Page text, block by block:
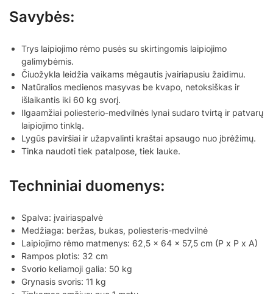
Savybės:
Trys laipiojimo rėmo pusės su skirtingomis laipiojimo
galimybėmis.
Čiuožykla leidžia vaikams mėgautis įvairiapusiu žaidimu.
Natūralios medienos masyvas be kvapo, netoksiškas ir
išlaikantis iki 60 kg svorį.
Ilgaamžiai poliesterio-medvilnės lynai sudaro tvirtą ir patvarų
laipiojimo tinklą.
Lygūs paviršiai ir užapvalinti kraštai apsaugo nuo įbrėžimų.
Tinka naudoti tiek patalpose, tiek lauke.
Techniniai duomenys:
Spalva: įvairiaspalvė
Medžiaga: beržas, bukas, poliesteris-medvilnė
Laipiojimo rėmo matmenys: 62,5 x 64 x 57,5 cm (P x P x A)
Rampos plotis: 32 cm
Svorio keliamoji galia: 50 kg
Grynasis svoris: 11 kg